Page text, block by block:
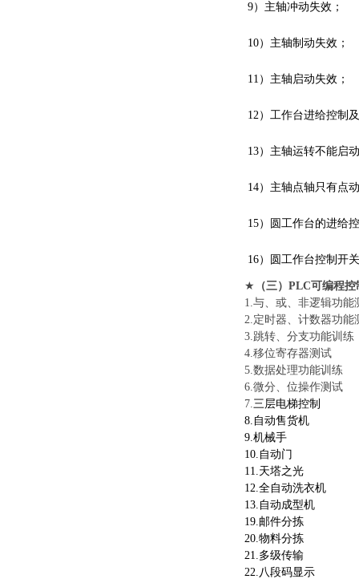
9） 主轴冲动失效；
10） 主轴制动失效；
11 ） 主轴启动失效；
12） 工作台进给控制
13） 主轴运转不能启
14） 主轴点轴只有点
15） 圆工作台的进给
16） 圆工作台控制开关
★ （三） PLC可编程控
1.与、或、非逻辑功能
2.定时器、计数器功能
3.跳转、分支功能训练
4.移位寄存器测试
5.数据处理功能训练
6.微分、位操作测试
7.三层电梯控制
8.自动售货机
9.机械手
10.自动门
11.天塔之光
12.全自动洗衣机
13.自动成型机
19.邮件分拣
20.物料分拣
21.多级传输
22.八段码显示